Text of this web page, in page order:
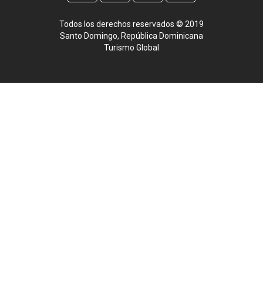
Todos los derechos reservados © 2019
Santo Domingo, República Dominicana
Turismo Global